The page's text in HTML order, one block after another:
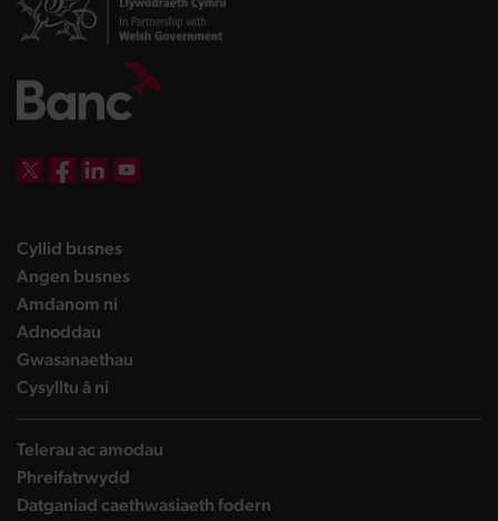
Cyllid busneslanding page
Angen busneslanding page
Amdanom ni
Adnoddau
Gwasanaethau
Cysylltu â ni
Telerau ac amodau
Phreifatrwydd
Datganiad caethwasiaeth fodern